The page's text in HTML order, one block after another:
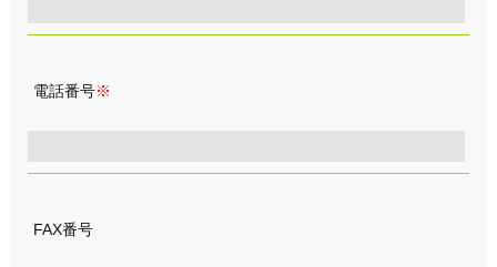
電話番号※
FAX番号